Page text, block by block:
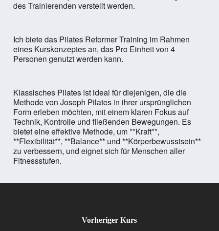
des Trainierenden verstellt werden.
Ich biete das Pilates Reformer Training im Rahmen
eines Kurskonzeptes an, das Pro Einheit von 4
Personen genutzt werden kann.
Klassisches Pilates ist ideal für diejenigen, die die
Methode von Joseph Pilates in ihrer ursprünglichen
Form erleben möchten, mit einem klaren Fokus auf
Technik, Kontrolle und fließenden Bewegungen. Es
bietet eine effektive Methode, um **Kraft**,
**Flexibilität**, **Balance** und **Körperbewusstsein**
zu verbessern, und eignet sich für Menschen aller
Fitnessstufen.
Vorheriger Kurs